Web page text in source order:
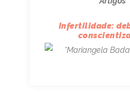
Infertilidade:
*Mariangela